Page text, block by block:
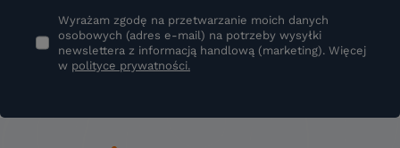
Wyrażam zgodę na przetwarzanie moich danych
osobowych (adres e-mail) na potrzeby wysyłki
newslettera z informacją handlową (marketing). Więcej
w polityce prywatności.